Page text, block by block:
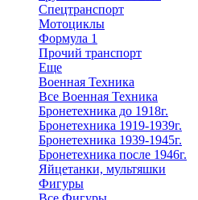
Спецтранспорт
Мотоциклы
Формула 1
Прочий транспорт
Еще
Военная Техника
Все Военная Техника
Бронетехника до 1918г.
Бронетехника 1919-1939г.
Бронетехника 1939-1945г.
Бронетехника после 1946г.
Яйцетанки, мультяшки
Фигуры